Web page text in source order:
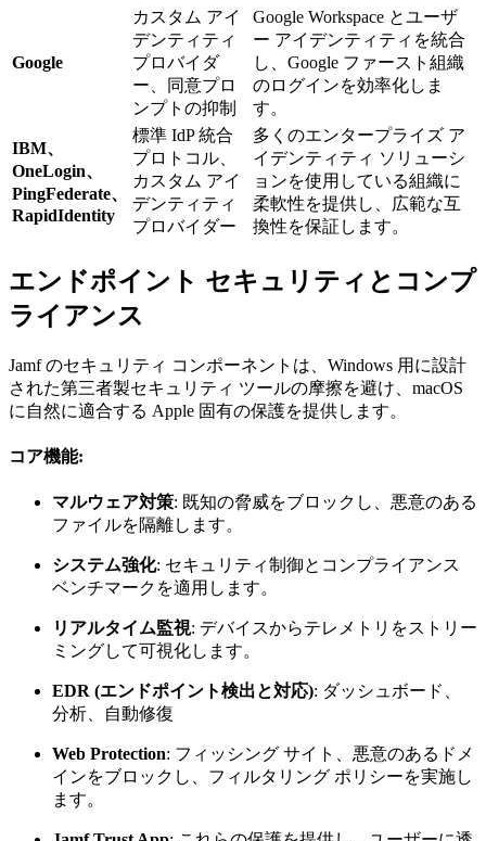
Google
カスタム アイ
デンティティ
プロバイダ
ー、同意プロ
ンプトの抑制
Google Workspace とユーザ
ー アイデンティティを統合
し、Google ファースト組織
のログインを効率化しま
す。
IBM、
OneLogin、
PingFederate、
RapidIdentity
標準 IdP 統合
プロトコル、
カスタム アイ
デンティティ
プロバイダー
多くのエンタープライズ ア
イデンティティ ソリューシ
ョンを使用している組織に
柔軟性を提供し、広範な互
換性を保証します。
エンドポイント セキュリティとコンプ
ライアンス
Jamf のセキュリティ コンポーネントは、Windows 用に設計
された第三者製セキュリティ ツールの摩擦を避け、macOS
に自然に適合する Apple 固有の保護を提供します。
コア機能:
マルウェア対策: 既知の脅威をブロックし、悪意のある
ファイルを隔離します。
システム強化: セキュリティ制御とコンプライアンス
ベンチマークを適用します。
リアルタイム監視: デバイスからテレメトリをストリー
ミングして可視化します。
EDR (エンドポイント検出と対応): ダッシュボード、
分析、自動修復
Web Protection: フィッシング サイト、悪意のあるドメ
インをブロックし、フィルタリング ポリシーを実施し
ます。